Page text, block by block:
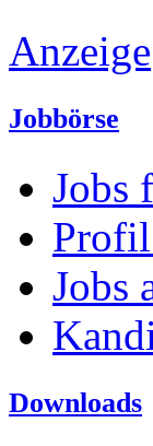
Anzeige
Jobbörse
Jobs
Jobs
Downloads